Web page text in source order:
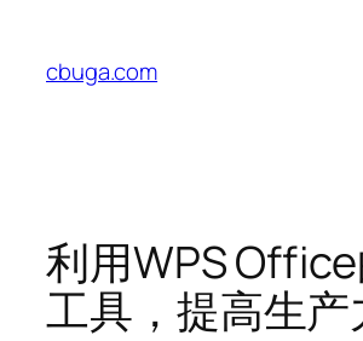
content
cbuga.com
利用WPS
工具，提高生产